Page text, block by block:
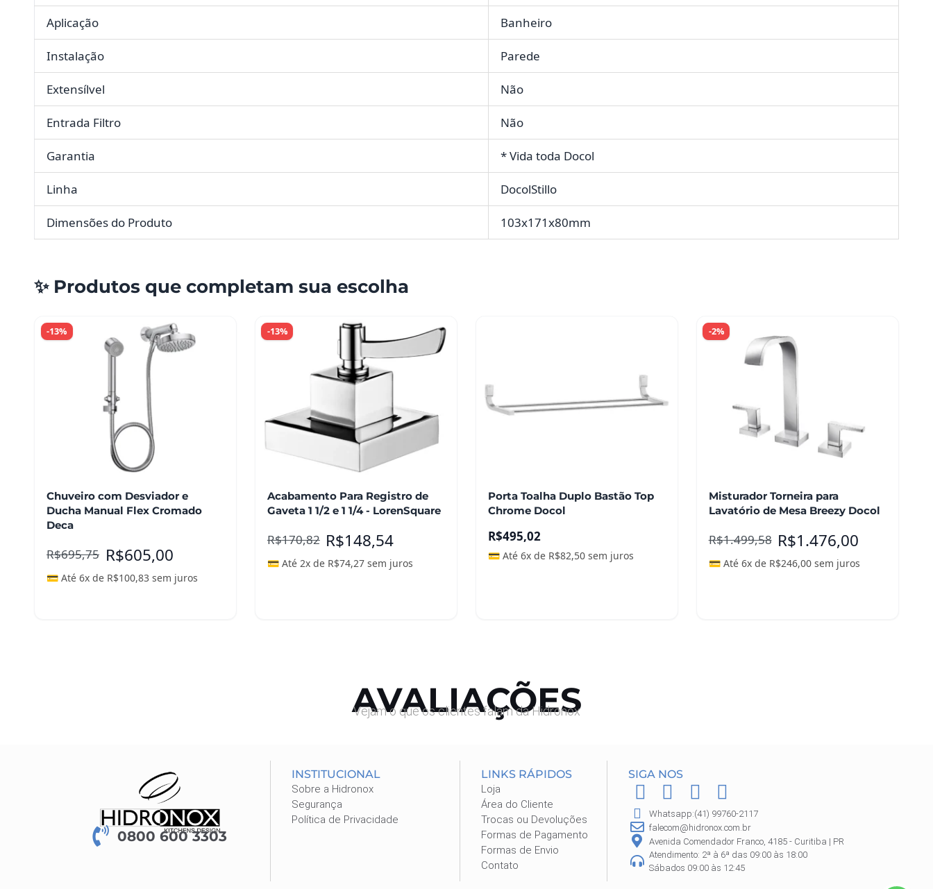
Aplicação Banheiro
Instalação Parede
Extensílvel Não
Entrada Filtro Não
Garantia * Vida toda Docol
Linha DocolStillo
Dimensões do Produto 103x171x80mm
✨ Produtos que completam sua escolha
-13%
Chuveiro com Desviador e
Ducha Manual Flex Cromado
Deca
R$695,75 R$605,00
💳 Até 6x de R$100,83 sem juros
-13%
Acabamento Para Registro de
Gaveta 1 1/2 e 1 1/4 - LorenSquare
R$170,82 R$148,54
💳 Até 2x de R$74,27sem juros
Porta Toalha Duplo Bastão Top
Chrome Docol
R$495,02
💳 Até 6x de R$82,50sem juros
-2%
Misturador Torneira para
Lavatório de Mesa Breezy Docol
R$1.499,58 R$1.476,00
💳 Até 6x de R$246,00sem juros
AVALIAÇÕES
Vejam o que os clientes falam da Hidronox
0800 600 3303
INSTITUCIONAL
Sobre a Hidronox
Segurança
Política de Privacidade
LINKS RÁPIDOS
Loja
Área do Cliente
Trocas ou Devoluções
Formas de Pagamento
Formas de Envio
Contato
SIGA NOS
F
a
c
e
b
I
n
s
t
a
P
i
n
t
e
W
h
a
t
s
Whatsapp:(41) 99760-2117
falecom@hidronox.com.br
Avenida Comendador Franco, 4185 - Curitiba | PR
Atendimento: 2ª à 6ª das 09:00 às 18:00
Sábados 09:00 às 12:45